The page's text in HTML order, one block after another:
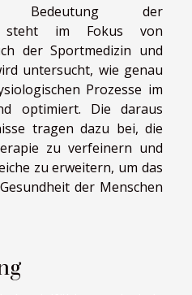
Bedeutung der
steht im Fokus von
der Sportmedizin und
untersucht, wie genau
Prozesse im
optimiert. Die daraus
tragen dazu bei, die
zu verfeinern und
zu erweitern, um das
der Menschen